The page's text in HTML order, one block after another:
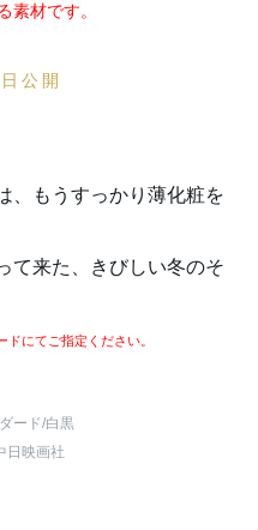
素材です。
公開
、もうすっかり薄化粧を
て来た、きびしい冬のそ
にてご指定ください。
ード/白黒
日映画社